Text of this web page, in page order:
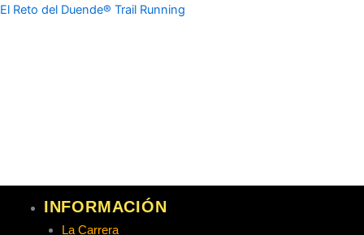
Ir
El Reto del Duende® Trail Running
INFORMACIÓN
La Carrera